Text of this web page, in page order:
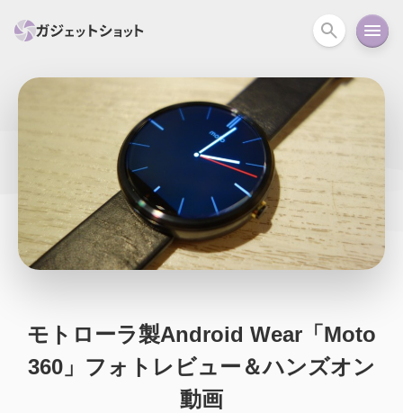
スマホ PC関連 カメラ
セール情報 スマートホーム アクションカメラ カメラ
回線 iPhone iPad Mac Android コラム
ガイド ニュース オーディオ 周辺機器
モトローラ製Android Wear「Moto
360」フォトレビュー＆ハンズオン
動画